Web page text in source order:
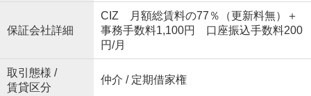
保証会社詳細
CIZ 月額総賃料の77％（更新料無）＋
事務手数料1,100円 口座振込手数料200
円/月
取引態様 /
賃貸区分
仲介 / 定期借家権